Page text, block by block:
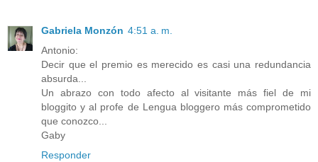
Gabriela Monzón 4:51 a. m.
Antonio:
Decir que el premio es merecido es casi una redundancia
absurda...
Un abrazo con todo afecto al visitante más fiel de mi
bloggito y al profe de Lengua bloggero más comprometido
que conozco...
Gaby
Responder